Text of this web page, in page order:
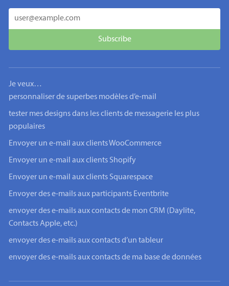
Je veux…
personnaliser de superbes modèles d’e-mail
tester mes designs dans les clients de messagerie les plus
populaires
Envoyer un e-mail aux clients WooCommerce
Envoyer un e-mail aux clients Shopify
Envoyer un e-mail aux clients Squarespace
Envoyer des e-mails aux participants Eventbrite
envoyer des e-mails aux contacts de mon CRM (Daylite,
Contacts Apple, etc.)
envoyer des e-mails aux contacts d’un tableur
envoyer des e-mails aux contacts de ma base de données